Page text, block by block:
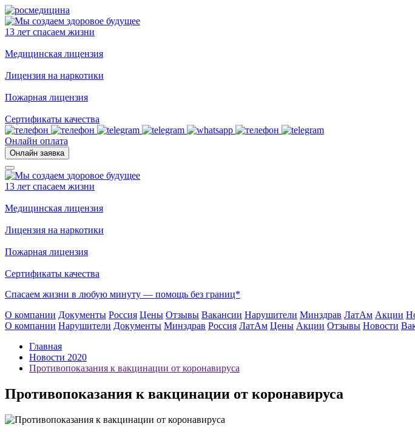
13 лет спасаем жизни
Медицинская лицензия
Лицензия на наркотики
Пожарная лицензия
Сертификаты качества
Онлайн оплата
Онлайн заявка
13 лет спасаем жизни
Медицинская лицензия
Лицензия на наркотики
Пожарная лицензия
Сертификаты качества
Спасаем жизни в любую минуту — помощь без границ*
О компании Документы Россия Цены Отзывы Вакансии Нарушители Минздрав ЛатАм Акции
О компании Нарушители Документы Минздрав Россия ЛатАм Цены Акции Отзывы Новости
Главная
Новости 2020
Противопоказания к вакцинации от коронавируса
Противопоказания к вакцинации от коронавируса